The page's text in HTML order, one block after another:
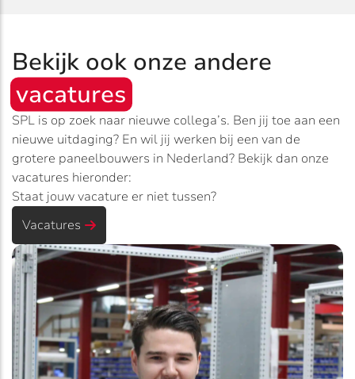
Bekijk ook onze andere
vacatures
SPL is op zoek naar nieuwe collega’s. Ben jij toe aan een
nieuwe uitdaging? En wil jij werken bij een van de
grotere paneelbouwers in Nederland? Bekijk dan onze
vacatures hieronder:
Staat jouw vacature er niet tussen?
Vacatures